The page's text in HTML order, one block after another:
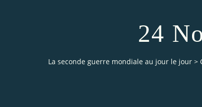
24
La seconde guerre mondiale au jour le jour >